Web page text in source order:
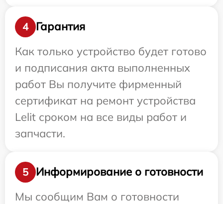
4
Гарантия
Как только устройство будет готово
и подписания акта выполненных
работ Вы получите фирменный
сертификат на ремонт устройства
Lelit сроком на все виды работ и
запчасти.
5
Информирование о готовности
Мы сообщим Вам о готовности